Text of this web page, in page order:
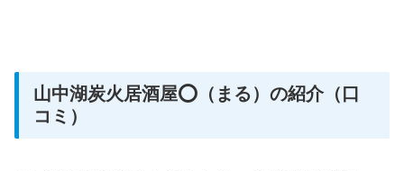
山中湖炭火居酒屋⭕️（まる）の紹介（口
コミ）